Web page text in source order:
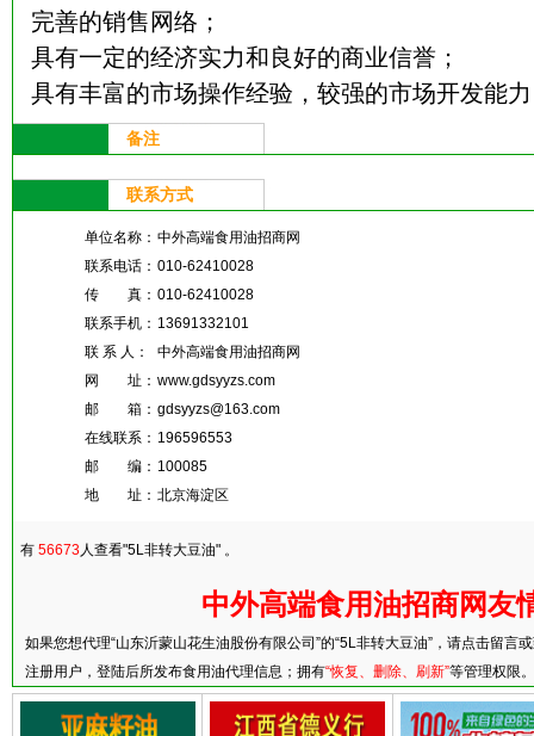
完善的销售网络；
具有一定的经济实力和良好的商业信誉；
具有丰富的市场操作经验，较强的市场开发能
备注
联系方式
单位名称： 中外高端食用油招商网
联系电话： 010-62410028
传 真： 010-62410028
联系手机： 13691332101
联 系 人：
中外高端食用油招商网
网 址： www.gdsyyzs.com
邮 箱： gdsyyzs@163.com
在线联系： 196596553
邮 编： 100085
地 址： 北京海淀区
有 56673人查看"5L非转大豆油" 。
中外高端食用油招商网友
如果您想代理“山东沂蒙山花生油股份有限公司”的“5L非转大豆油”，请点击留言
注册用户，登陆后所发布食用油代理信息；拥有“恢复、删除、刷新”等管理权限。